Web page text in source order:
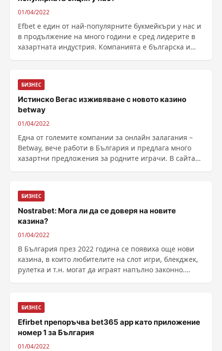
01/04/2022
Efbet е един от най-популярните букмейкъри у нас и
в продължение на много години е сред лидерите в
хазартната индустрия. Компанията е българска и
БИЗНЕС
Истинско Вегас изживяване с новото казино
betway
01/04/2022
Една от големите компании за онлайн залагания –
Betway, вече работи в България и предлага много
хазартни предложения за родните играчи. В сайта
БИЗНЕС
Nostrabet: Мога ли да се доверя на новите
казина?
01/04/2022
В България през 2022 година се появиха още нови
казина, в които любителите на слот игри, блекджек,
рулетка и т.н. могат да играят напълно законно.
БИЗНЕС
Efirbet препоръчва bet365 app като приложение
номер 1 за България
01/04/2022